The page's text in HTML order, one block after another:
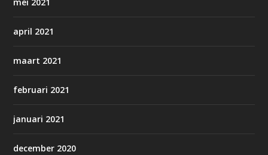
april 2021
maart 2021
februari 2021
januari 2021
december 2020